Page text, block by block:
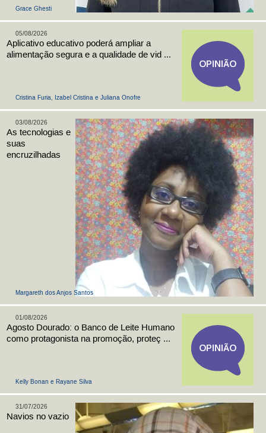
Grace Ghesti
Cristina Furia, Izabel Cristina e Juliana Onofre
05/08/2026
Aplicativo educativo poderá ampliar a
alimentação segura e a qualidade de vid ...
Margareth dos Anjos Santos
03/08/2026
As tecnologias e
suas
encruzilhadas
Kelly Bonan e Rayane Silva
01/08/2026
Agosto Dourado: o Banco de Leite Humano
como protagonista na promoção, proteç ...
31/07/2026
Navios no vazio